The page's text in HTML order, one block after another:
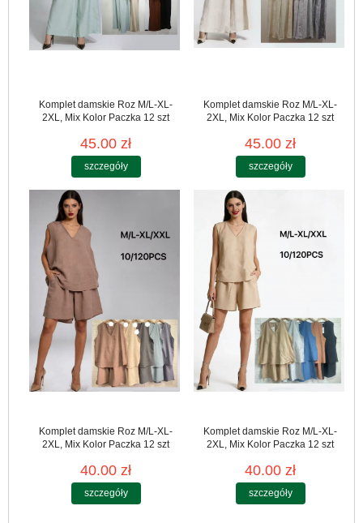
Komplet damskie Roz M/L-XL-
2XL, Mix Kolor Paczka 12 szt
45.00 zł
szczegóły
Komplet damskie Roz M/L-XL-
2XL, Mix Kolor Paczka 12 szt
45.00 zł
szczegóły
Komplet damskie Roz M/L-XL-
2XL, Mix Kolor Paczka 12 szt
40.00 zł
szczegóły
Komplet damskie Roz M/L-XL-
2XL, Mix Kolor Paczka 12 szt
40.00 zł
szczegóły